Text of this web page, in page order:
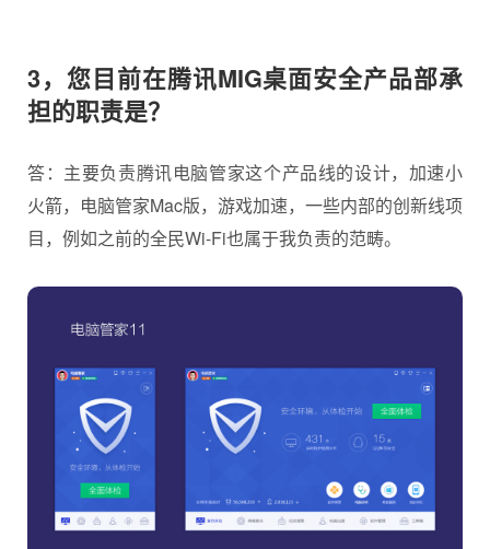
3，您目前在腾讯MIG桌面安全产品部承
担的职责是？
答：主要负责腾讯电脑管家这个产品线的设计，加速小
火箭，电脑管家Mac版，游戏加速，一些内部的创新线项
目，例如之前的全民Wi-Fi也属于我负责的范畴。